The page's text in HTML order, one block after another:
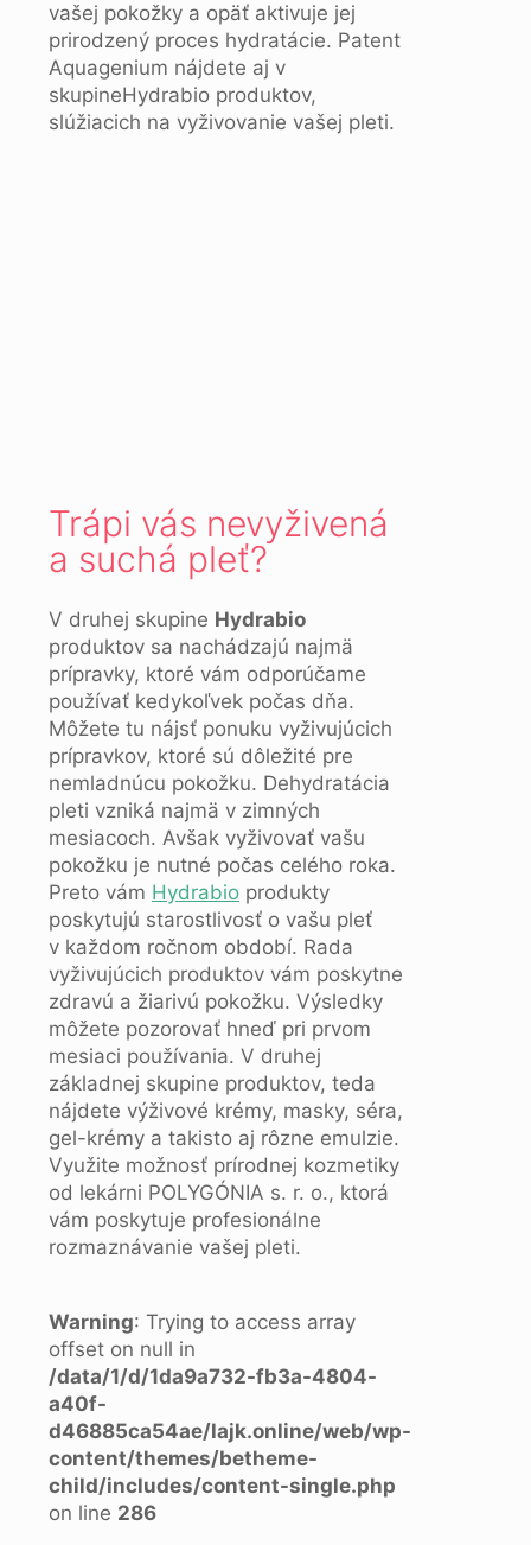
vašej pokožky a opäť aktivuje jej
prirodzený proces hydratácie. Patent
Aquagenium nájdete aj v
skupineHydrabio produktov,
slúžiacich na vyživovanie vašej pleti.
Trápi vás nevyživená
a suchá pleť?
V druhej skupine Hydrabio
produktov sa nachádzajú najmä
prípravky, ktoré vám odporúčame
používať kedykoľvek počas dňa.
Môžete tu nájsť ponuku vyživujúcich
prípravkov, ktoré sú dôležité pre
nemladnúcu pokožku. Dehydratácia
pleti vzniká najmä v zimných
mesiacoch. Avšak vyživovať vašu
pokožku je nutné počas celého roka.
Preto vám Hydrabio produkty
poskytujú starostlivosť o vašu pleť
v každom ročnom období. Rada
vyživujúcich produktov vám poskytne
zdravú a žiarivú pokožku. Výsledky
môžete pozorovať hneď pri prvom
mesiaci používania. V druhej
základnej skupine produktov, teda
nájdete výživové krémy, masky, séra,
gel-krémy a takisto aj rôzne emulzie.
Využite možnosť prírodnej kozmetiky
od lekárni POLYGÓNIA s. r. o., ktorá
vám poskytuje profesionálne
rozmaznávanie vašej pleti.
Warning: Trying to access array
offset on null in
/data/1/d/1da9a732-fb3a-4804-
a40f-
d46885ca54ae/lajk.online/web/wp-
content/themes/betheme-
child/includes/content-single.php
on line 286